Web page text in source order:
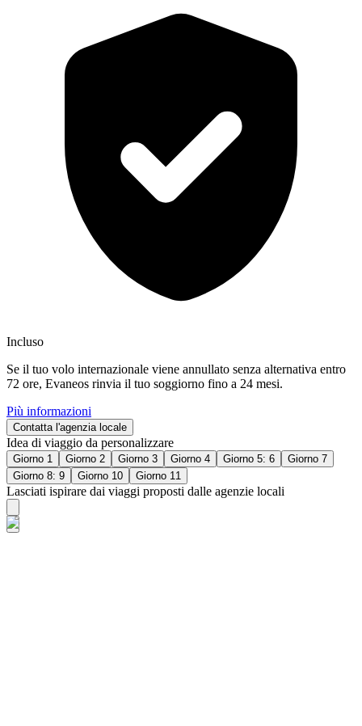
Incluso
Se il tuo volo internazionale viene annullato senza alternativa entro
72 ore, Evaneos rinvia il tuo soggiorno fino a 24 mesi.
Più informazioni
Contatta l'agenzia locale
Idea di viaggio da personalizzare
Giorno 1 Giorno 2 Giorno 3 Giorno 4 Giorno 5: 6
Giorno 7
Giorno 8: 9
Giorno 10 Giorno 11
Lasciati ispirare dai viaggi proposti dalle agenzie locali